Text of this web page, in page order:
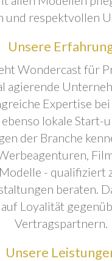
und respektvollen
Unsere
Wondercast für
agierende
Expertise
lokale Start-
der Branche
- qualifiziert
beraten.
Loyalität
Vertragspartnern.
Unsere